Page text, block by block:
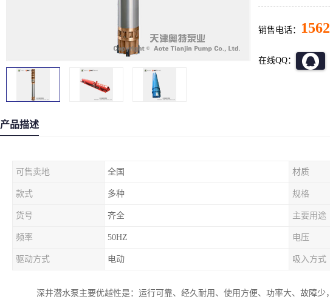
销售电话：
在线QQ：
产品描述
可售卖地 全国 材质
款式 多种 规格
货号 齐全 主要用途
频率 50HZ 电压
驱动方式 电动 吸入方式
深井潜水泵主要优越性是：运行可靠、经久耐用、使用方便、功率大、故障